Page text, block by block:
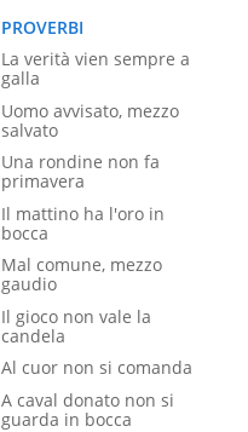
PROVERBI
La verità vien sempre a
galla
Uomo avvisato, mezzo
salvato
Una rondine non fa
primavera
Il mattino ha l'oro in
bocca
Mal comune, mezzo
gaudio
Il gioco non vale la
candela
Al cuor non si comanda
A caval donato non si
guarda in bocca